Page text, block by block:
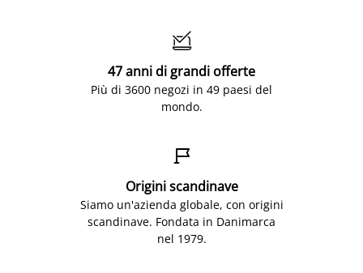

47 anni di grandi offerte
Più di 3600 negozi in 49 paesi del
mondo.

Origini scandinave
Siamo un'azienda globale, con origini
scandinave. Fondata in Danimarca
nel 1979.